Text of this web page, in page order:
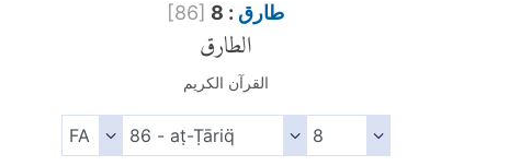
[86] طارق : 8
الطارق
القرآن الكريم